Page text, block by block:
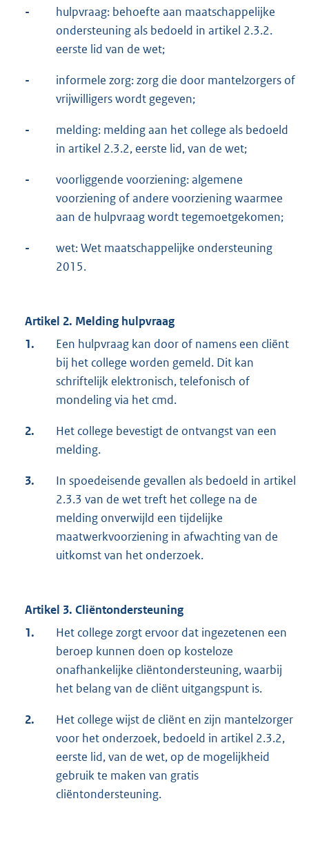
-
hulpvraag: behoefte aan maatschappelijke
ondersteuning als bedoeld in artikel 2.3.2.
eerste lid van de wet;
-
informele zorg: zorg die door mantelzorgers of
vrijwilligers wordt gegeven;
-
melding: melding aan het college als bedoeld
in artikel 2.3.2, eerste lid, van de wet;
-
voorliggende voorziening: algemene
voorziening of andere voorziening waarmee
aan de hulpvraag wordt tegemoetgekomen;
-
wet: Wet maatschappelijke ondersteuning
2015.
Artikel 2. Melding hulpvraag
1.
Een hulpvraag kan door of namens een cliënt
bij het college worden gemeld. Dit kan
schriftelijk elektronisch, telefonisch of
mondeling via het cmd.
2.
Het college bevestigt de ontvangst van een
melding.
3.
In spoedeisende gevallen als bedoeld in artikel
2.3.3 van de wet treft het college na de
melding onverwijld een tijdelijke
maatwerkvoorziening in afwachting van de
uitkomst van het onderzoek.
Artikel 3. Cliëntondersteuning
1.
Het college zorgt ervoor dat ingezetenen een
beroep kunnen doen op kosteloze
onafhankelijke cliëntondersteuning, waarbij
het belang van de cliënt uitgangspunt is.
2.
Het college wijst de cliënt en zijn mantelzorger
voor het onderzoek, bedoeld in artikel 2.3.2,
eerste lid, van de wet, op de mogelijkheid
gebruik te maken van gratis
cliëntondersteuning.